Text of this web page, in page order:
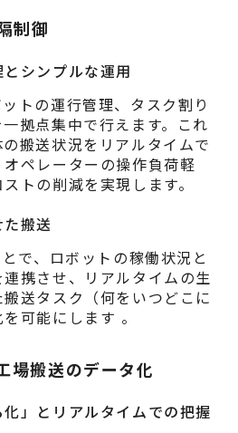
制御
シンプルな運用
トの運行管理、タスク割り
拠点集中で行えます。これ
搬送状況をリアルタイムで
ペレーターの操作負荷軽
トの削減を実現します。
搬送
で、ロボットの稼働状況と
携させ、リアルタイムの生
送タスク（何をいつどこに
可能にします 。
場搬送のデータ化
」とリアルタイムでの把握